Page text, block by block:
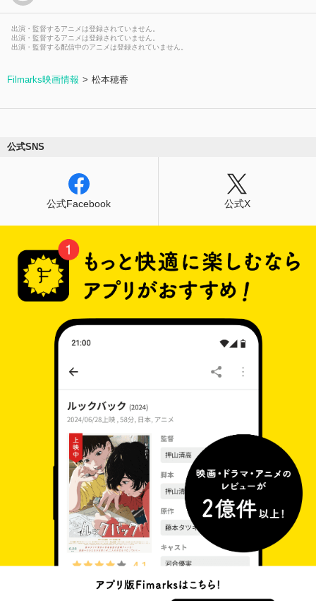
出演・監督するアニメは登録されていません。
出演・監督するアニメは登録されていません。
出演・監督する配信中のアニメは登録されていません。
Filmarks映画情報 松本穂香
公式SNS
公式Facebook 公式X